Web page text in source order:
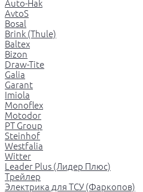
Auto-Hak
AvtoS
Bosal
Brink (Thule)
Baltex
Bizon
Draw-Tite
Galia
Garant
Imiola
Monoflex
Motodor
PT Group
Steinhof
Westfalia
Witter
Leader Plus (Лидер Плюс)
Трейлер
Электрика для ТСУ (Фаркопов)